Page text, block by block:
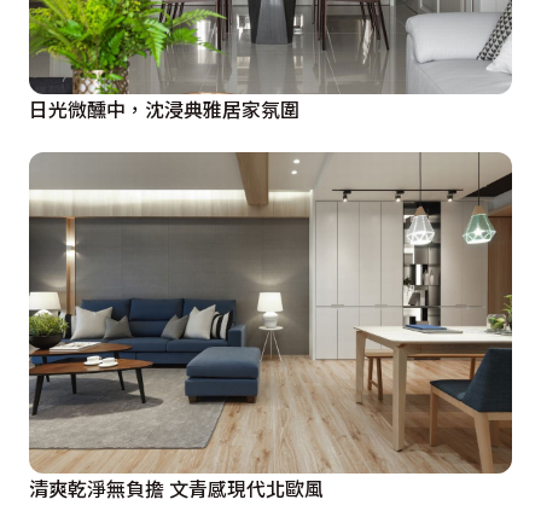
日光微醺中，沈浸典雅居家氛圍
清爽乾淨無負擔 文青感現代北歐風